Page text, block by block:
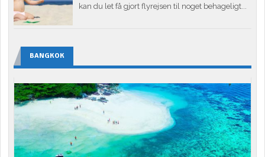
kan du let få gjort flyrejsen til noget behageligt...
BANGKOK